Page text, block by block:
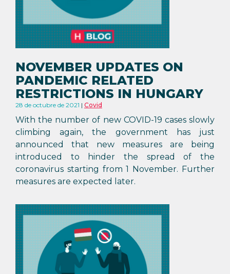
NOVEMBER UPDATES ON
PANDEMIC RELATED
RESTRICTIONS IN HUNGARY
28 de octubre de 2021 Covid
With the number of new COVID-19 cases slowly
climbing again, the government has just
announced that new measures are being
introduced to hinder the spread of the
coronavirus starting from 1 November. Further
measures are expected later.